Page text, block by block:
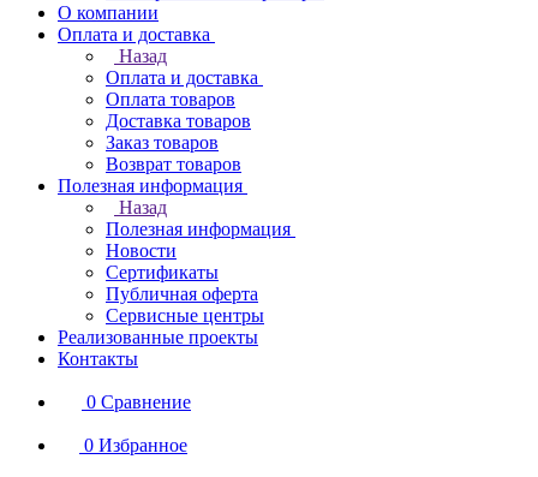
О компании
Оплата и доставка
Назад
Оплата и доставка
Оплата товаров
Доставка товаров
Заказ товаров
Возврат товаров
Полезная информация
Назад
Полезная информация
Новости
Сертификаты
Публичная оферта
Сервисные центры
Реализованные проекты
Контакты
0 Сравнение
0 Избранное